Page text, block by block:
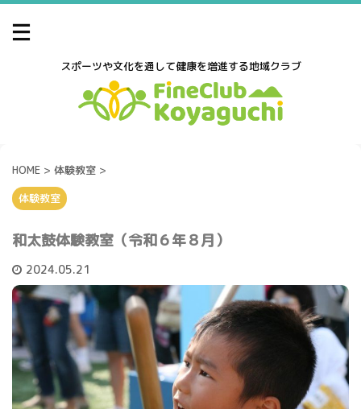
スポーツや文化を通して健康を増進する地域クラブ
HOME > 体験教室 >
体験教室
和太鼓体験教室（令和６年８月）
2024.05.21